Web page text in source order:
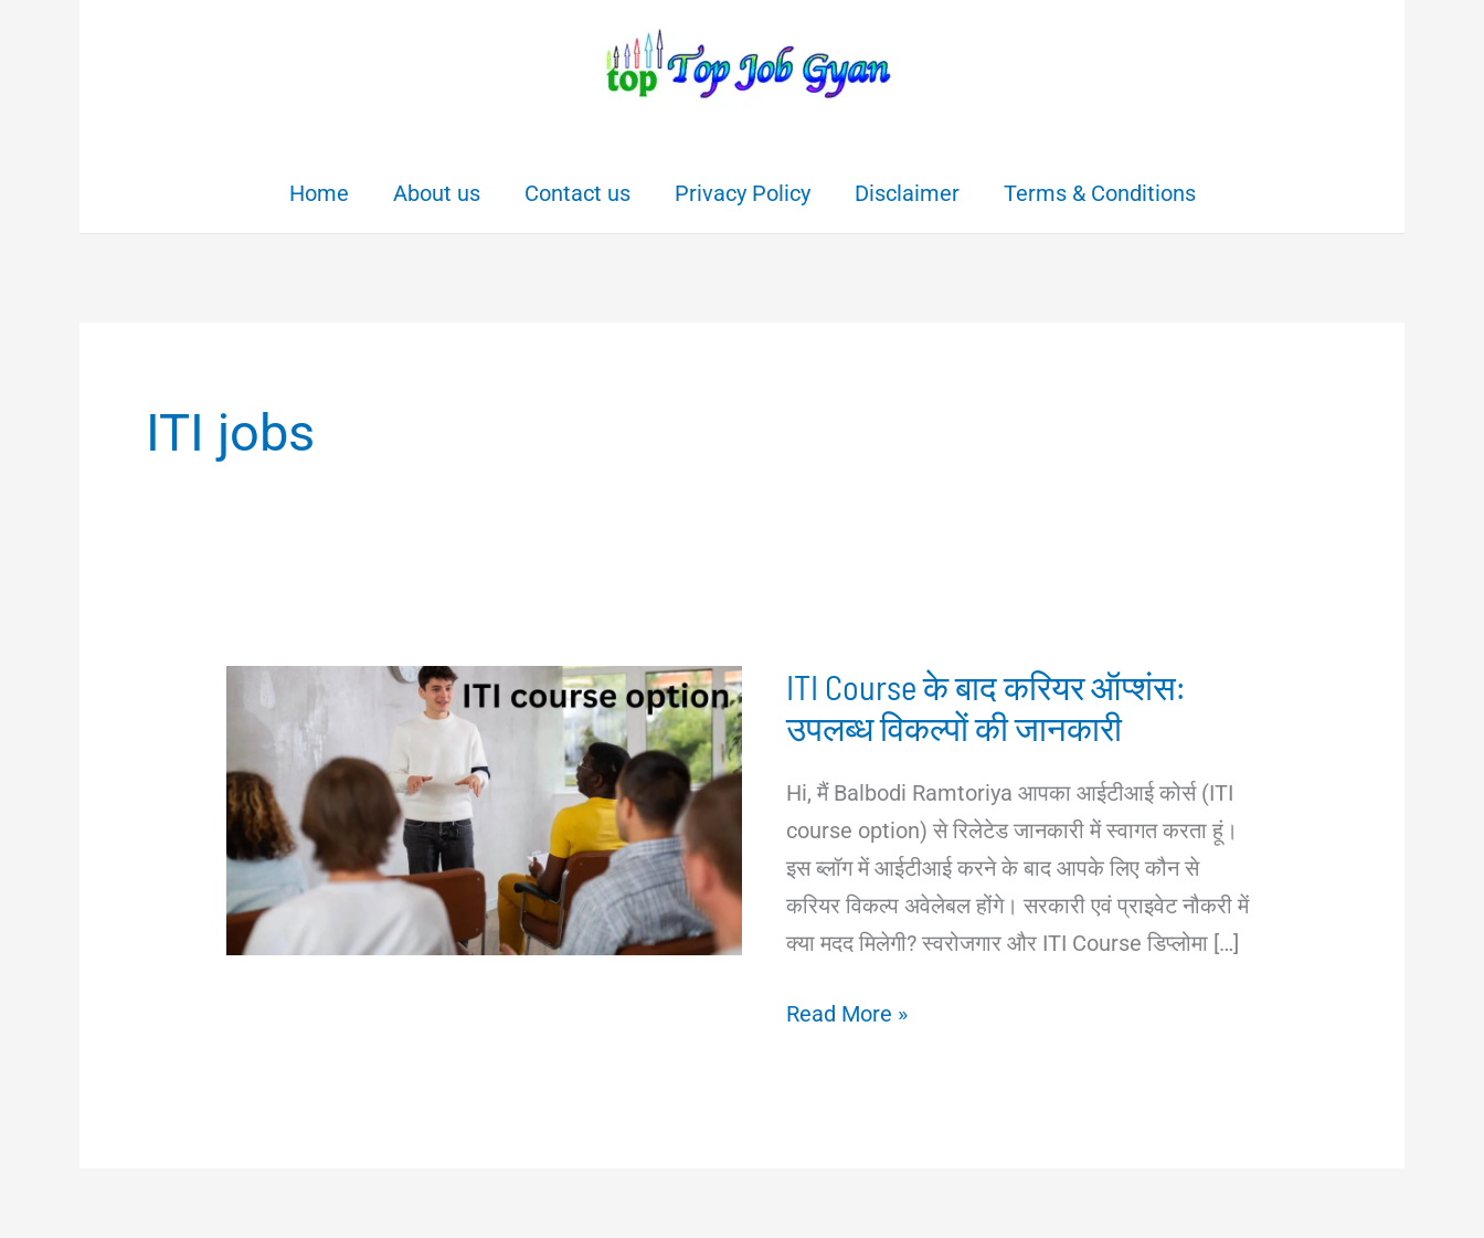
Home About us Contact us Privacy Policy Disclaimer Terms & Conditions
ITI jobs
ITI Course के बाद करियर ऑप्शंस:
उपलब्ध विकल्पों की जानकारी
Hi, मैं Balbodi Ramtoriya आपका आईटीआई कोर्स (ITI
course option) से रिलेटेड जानकारी में स्वागत करता हूं।
इस ब्लॉग में आईटीआई करने के बाद आपके लिए कौन से
करियर विकल्प अवेलेबल होंगे। सरकारी एवं प्राइवेट नौकरी में
क्या मदद मिलेगी? स्वरोजगार और ITI Course डिप्लोमा […]
ITI
Read More »